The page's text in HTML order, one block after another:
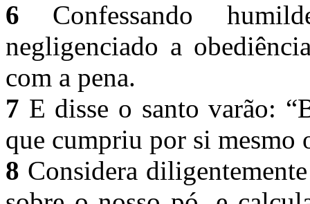
6 Confessando
negligenciado a
com a pena.
7 E disse o santo varão:
que cumpriu por si
8 Considera